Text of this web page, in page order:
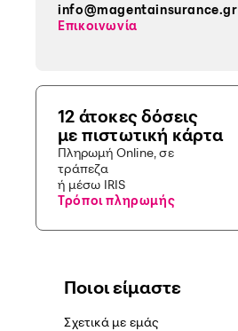
Ποιοι είμαστε
Σχετικά με εμάς
info@magentainsurance.gr
Επικοινωνία
12 άτοκες δόσεις
με πιστωτική κάρτα
Πληρωμή Online, σε
τράπεζα
ή μέσω IRIS
Τρόποι πληρωμής